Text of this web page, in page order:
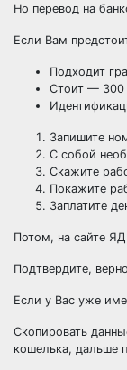
Но перевод на
Если Вам
Подходит
Стоит — 300
Запишите
С собой
Скажите
Покажите
Заплатите
Потом, на сайте
Подтвердите,
Если у Вас уже
Скопировать
кошелька, дальше